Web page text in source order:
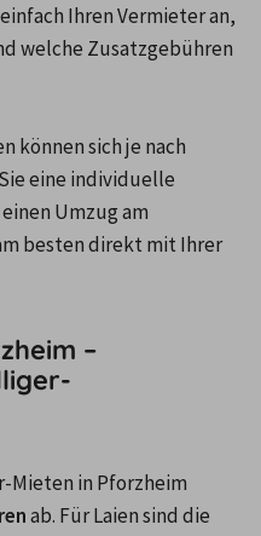
Ihren Vermieter an,
welche Zusatzgebühren
können sich je nach
eine individuelle
Umzug am
besten direkt mit Ihrer
–
Mieten in Pforzheim
ab. Für Laien sind die